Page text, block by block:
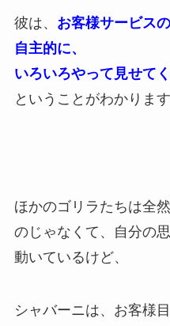
彼は、 お客様サービス
自主的に、
いろいろやって見せて
ということがわかります
ほかのゴリラたちは全
のじゃなくて、自分の
動いているけど、
シャバーニは、お客様目